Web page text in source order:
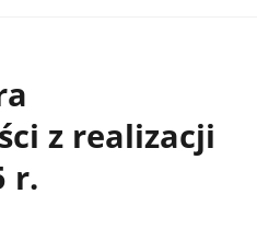
z realizacji
r.